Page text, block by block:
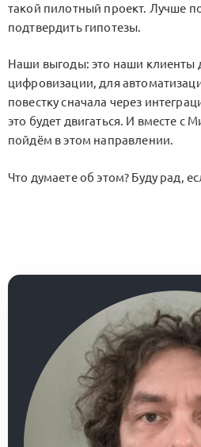
такой пилотный проект. Лучше
подтвердить гипотезы.
Наши выгоды: это наши клиенты
цифровизации, для
повестку сначала через
это будет двигаться. И вместе
пойдём в этом направлении.
Что думаете об этом? Буду рад,